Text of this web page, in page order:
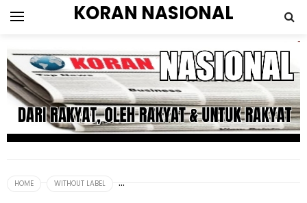
KORAN NASIONAL
HOME WITHOUT LABEL